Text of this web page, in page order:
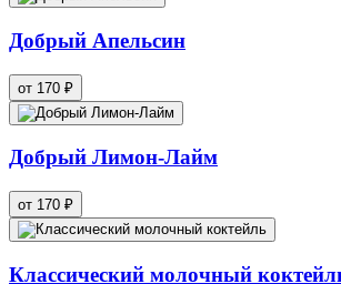
Добрый Апельсин
от 170 ₽
Добрый Лимон-Лайм
от 170 ₽
Классический молочный